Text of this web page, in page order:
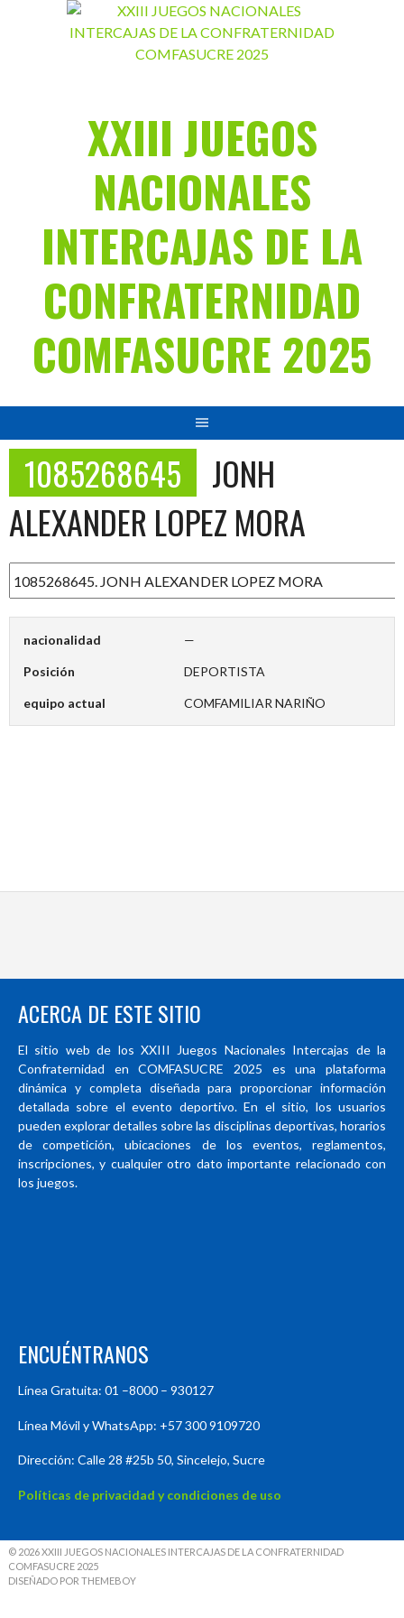
XXIII JUEGOS
NACIONALES
INTERCAJAS DE LA
CONFRATERNIDAD
COMFASUCRE 2025
1085268645
JONH
ALEXANDER LOPEZ MORA
nacionalidad —
Posición DEPORTISTA
equipo actual COMFAMILIAR NARIÑO
ACERCA DE ESTE SITIO
El sitio web de los XXIII Juegos Nacionales Intercajas de la
Confraternidad en COMFASUCRE 2025 es una plataforma
dinámica y completa diseñada para proporcionar información
detallada sobre el evento deportivo. En el sitio, los usuarios
pueden explorar detalles sobre las disciplinas deportivas, horarios
de competición, ubicaciones de los eventos, reglamentos,
inscripciones, y cualquier otro dato importante relacionado con
los juegos.
ENCUÉNTRANOS
Línea Gratuita: 01 –8000 – 930127
Línea Móvil y WhatsApp: +57 300 9109720
Dirección: Calle 28 #25b 50, Sincelejo, Sucre
Políticas de privacidad y condiciones de uso
© 2026 XXIII JUEGOS NACIONALES INTERCAJAS DE LA CONFRATERNIDAD
COMFASUCRE 2025
DISEÑADO POR THEMEBOY